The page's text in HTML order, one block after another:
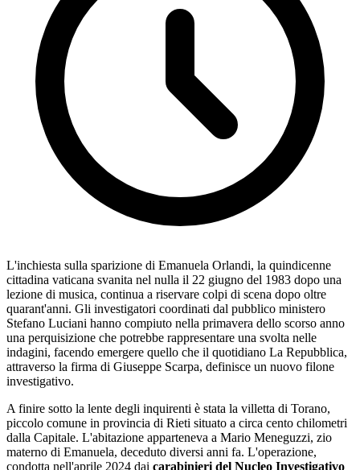
L'inchiesta sulla sparizione di Emanuela Orlandi, la quindicenne
cittadina vaticana svanita nel nulla il 22 giugno del 1983 dopo una
lezione di musica, continua a riservare colpi di scena dopo oltre
quarant'anni. Gli investigatori coordinati dal pubblico ministero
Stefano Luciani hanno compiuto nella primavera dello scorso anno
una perquisizione che potrebbe rappresentare una svolta nelle
indagini, facendo emergere quello che il quotidiano La Repubblica,
attraverso la firma di Giuseppe Scarpa, definisce un nuovo filone
investigativo.
A finire sotto la lente degli inquirenti è stata la villetta di Torano,
piccolo comune in provincia di Rieti situato a circa cento chilometri
dalla Capitale. L'abitazione apparteneva a Mario Meneguzzi, zio
materno di Emanuela, deceduto diversi anni fa. L'operazione,
condotta nell'aprile 2024 dai carabinieri del Nucleo Investigativo